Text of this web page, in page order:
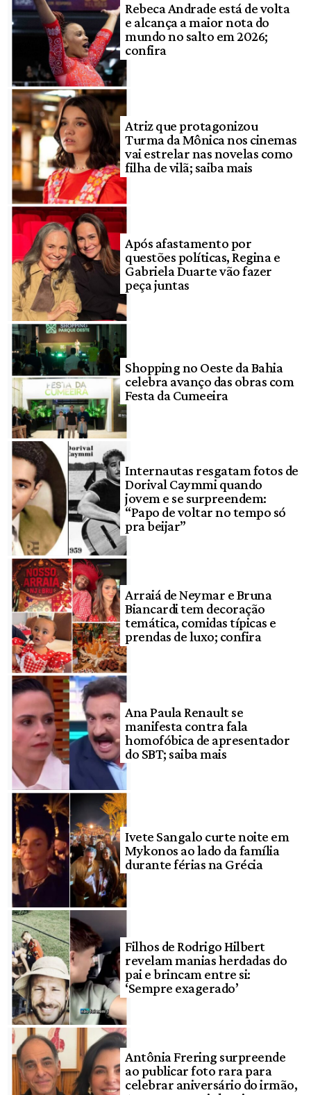
Rebeca Andrade está de volta
e alcança a maior nota do
mundo no salto em 2026;
confira
Atriz que protagonizou
Turma da Mônica nos cinemas
vai estrelar nas novelas como
filha de vilã; saiba mais
Após afastamento por
questões políticas, Regina e
Gabriela Duarte vão fazer
peça juntas
Shopping no Oeste da Bahia
celebra avanço das obras com
Festa da Cumeeira
Internautas resgatam fotos de
Dorival Caymmi quando
jovem e se surpreendem:
“Papo de voltar no tempo só
pra beijar”
Arraiá de Neymar e Bruna
Biancardi tem decoração
temática, comidas típicas e
prendas de luxo; confira
Ana Paula Renault se
manifesta contra fala
homofóbica de apresentador
do SBT; saiba mais
Ivete Sangalo curte noite em
Mykonos ao lado da família
durante férias na Grécia
Filhos de Rodrigo Hilbert
revelam manias herdadas do
pai e brincam entre si:
‘Sempre exagerado’
Antônia Frering surpreende
ao publicar foto rara para
celebrar aniversário do irmão,